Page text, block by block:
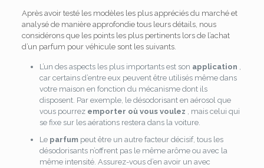
Après avoir testé les modèles les plus appréciés du marché et
analysé de manière approfondie tous leurs détails, nous
considérons que les points les plus pertinents lors de l’achat
d’un parfum pour véhicule sont les suivants.
L’un des aspects les plus importants est son application ,
car certains d’entre eux peuvent être utilisés même dans
votre maison en fonction du mécanisme dont ils
disposent. Par exemple, le désodorisant en aérosol que
vous pourrez emporter où vous voulez , mais celui qui
se fixe sur les aérations restera dans la voiture.
Le parfumpeut être un autre facteur décisif, tous les
désodorisants n’offrent pas le même arôme ou avec la
même intensité. Assurez-vous d’en avoir un avec